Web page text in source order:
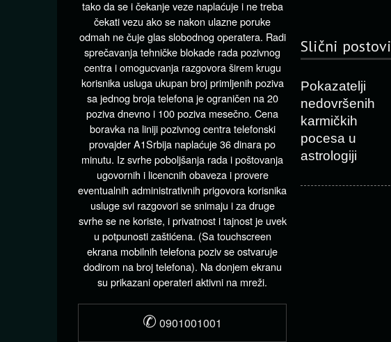
Slični postovi
Pokazatelji
nedovršenih
karmičkih
pocesa u
astrologiji
tako da se i čekanje veze naplaćuje i ne treba
čekati vezu ako se nakon ulazne poruke
odmah ne čuje glas slobodnog operatera. Radi
sprečavanja tehničke blokade rada pozivnog
centra i omogucvanja razgovora širem krugu
korisnika usluga ukupan broj primljenih poziva
sa jednog broja telefona je ograničen na 20
poziva dnevno i 100 poziva mesečno. Cena
boravka na liniji pozivnog centra telefonski
provajder A1Srbija naplaćuje 36 dinara po
minutu. Iz svrhe poboljšanja rada i poštovanja
ugovornih i licencnih obaveza i provere
eventualnih administrativnih prigovora korisnika
usluge svi razgovori se snimaju i za druge
svrhe se ne koriste, i privatnost i tajnost je uvek
u potpunosti zaštićena. (Sa touchscreen
ekrana mobilnih telefona poziv se ostvaruje
dodirom na broj telefona). Na donjem ekranu
su prikazani operateri aktivni na mreži.
✆ 0901001001